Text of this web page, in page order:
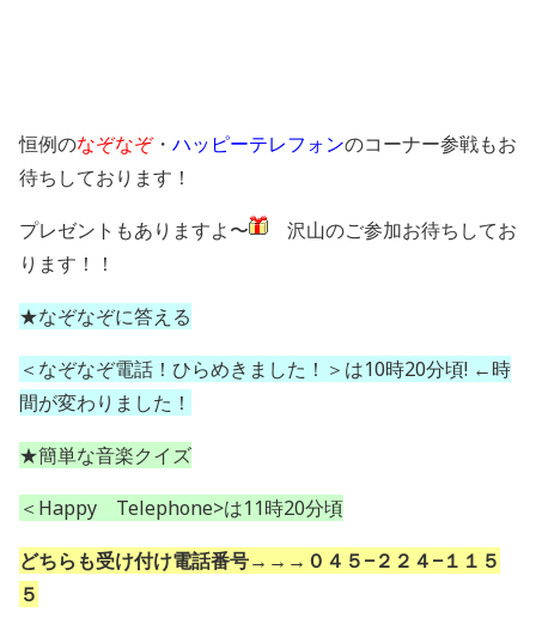
恒例のなぞなぞ・ ハッピーテレフォンのコーナー参戦もお
待ちしております！
プレゼントもありますよ〜
沢山のご参加お待ちしてお
ります！！
★なぞなぞに答える
＜なぞなぞ電話！ひらめきました！＞は10時20分頃! ←時
間が変わりました！
★簡単な音楽クイズ
＜Happy Telephone>は11時20分頃
どちらも受け付け電話番号→→→０４５−２２４−１１５
５